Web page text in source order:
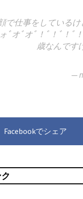
で仕事をしている
ﾞオﾞオﾞ！ﾞ！ﾞ！
歳なんです
—
Facebookでシェア